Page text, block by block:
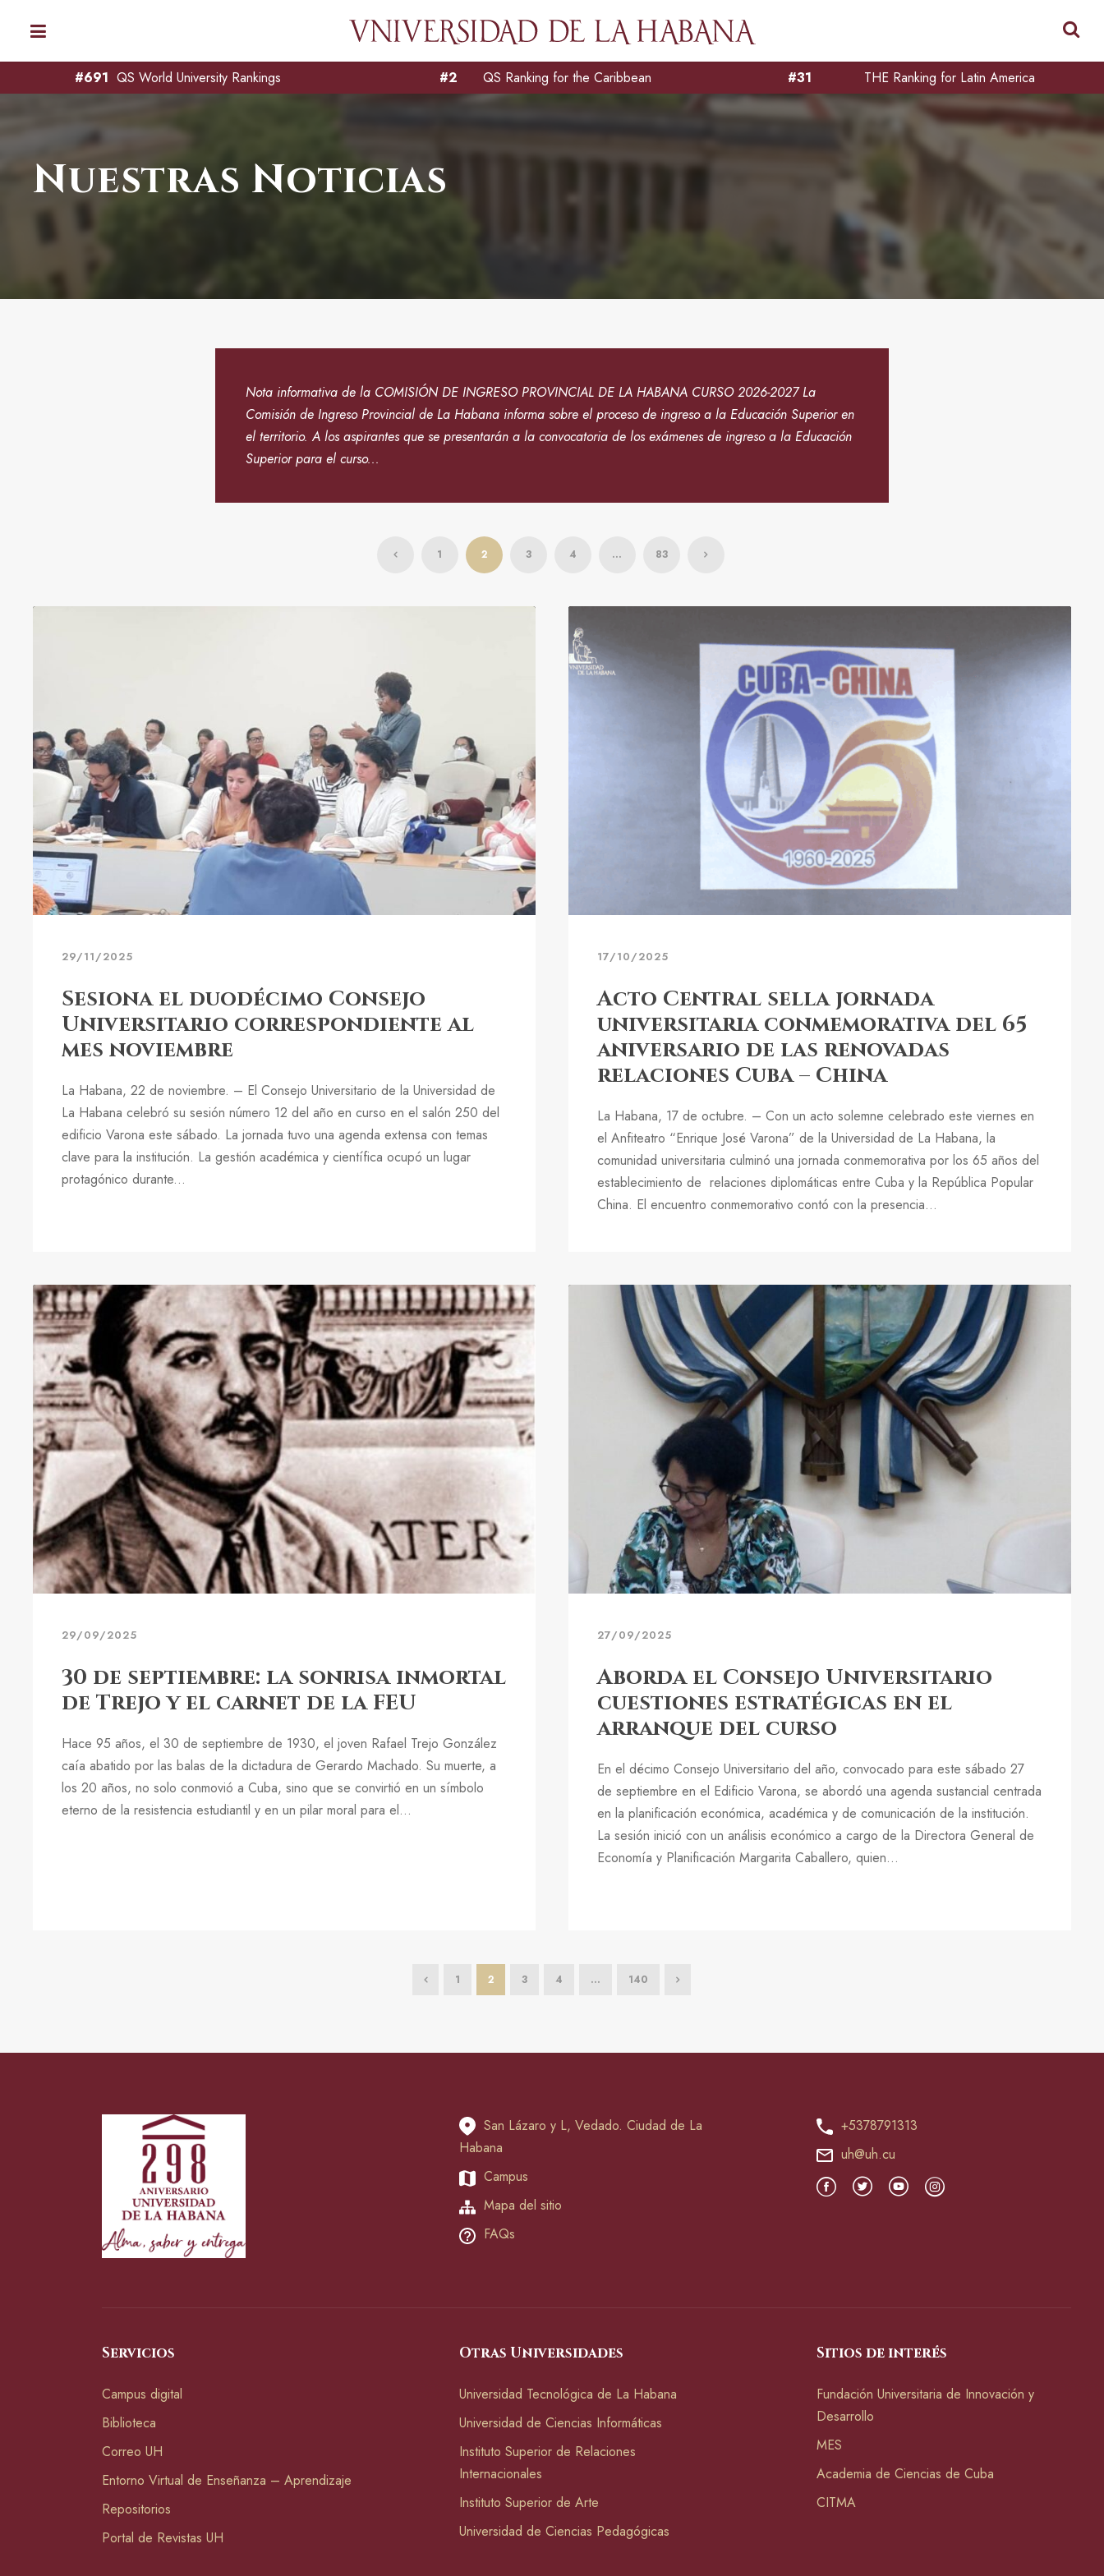
QS World University Rankings QS Ranking for the Caribbean THE Ranking for Latin America
#691 #2 #31
Nuestras Noticias
Nota informativa de la COMISIÓN DE INGRESO PROVINCIAL DE LA HABANA CURSO 2026-2027 La
Comisión de Ingreso Provincial de La Habana informa sobre el proceso de ingreso a la Educación Superior en
el territorio. A los aspirantes que se presentarán a la convocatoria de los exámenes de ingreso a la Educación
Superior para el curso...
1 2 3 4 … 83
29/11/2025
Sesiona el duodécimo Consejo
Universitario correspondiente al
mes noviembre
La Habana, 22 de noviembre. – El Consejo Universitario de la Universidad de
La Habana celebró su sesión número 12 del año en curso en el salón 250 del
edificio Varona este sábado. La jornada tuvo una agenda extensa con temas
clave para la institución. La gestión académica y científica ocupó un lugar
protagónico durante...
17/10/2025
Acto Central sella jornada
universitaria conmemorativa del 65
aniversario de las renovadas
relaciones Cuba – China
La Habana, 17 de octubre. – Con un acto solemne celebrado este viernes en
el Anfiteatro “Enrique José Varona” de la Universidad de La Habana, la
comunidad universitaria culminó una jornada conmemorativa por los 65 años del
establecimiento de relaciones diplomáticas entre Cuba y la República Popular
China. El encuentro conmemorativo contó con la presencia...
29/09/2025
30 de septiembre: la sonrisa inmortal
de Trejo y el carnet de la FEU
Hace 95 años, el 30 de septiembre de 1930, el joven Rafael Trejo González
caía abatido por las balas de la dictadura de Gerardo Machado. Su muerte, a
los 20 años, no solo conmovió a Cuba, sino que se convirtió en un símbolo
eterno de la resistencia estudiantil y en un pilar moral para el...
27/09/2025
Aborda el Consejo Universitario
cuestiones estratégicas en el
arranque del curso
En el décimo Consejo Universitario del año, convocado para este sábado 27
de septiembre en el Edificio Varona, se abordó una agenda sustancial centrada
en la planificación económica, académica y de comunicación de la institución.
La sesión inició con un análisis económico a cargo de la Directora General de
Economía y Planificación Margarita Caballero, quien...
1 2 3 4 … 140
San Lázaro y L, Vedado. Ciudad de La
Habana
Campus
Mapa del sitio
FAQs
+5378791313
uh@uh.cu
Servicios
Campus digital
Biblioteca
Correo UH
Entorno Virtual de Enseñanza – Aprendizaje
Repositorios
Portal de Revistas UH
Otras Universidades
Universidad Tecnológica de La Habana
Universidad de Ciencias Informáticas
Instituto Superior de Relaciones
Internacionales
Instituto Superior de Arte
Universidad de Ciencias Pedagógicas
Sitios de interés
Fundación Universitaria de Innovación y
Desarrollo
MES
Academia de Ciencias de Cuba
CITMA